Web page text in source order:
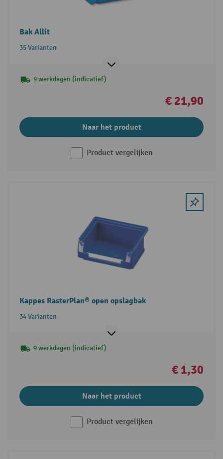
Bak Allit
35 Varianten
9 werkdagen (indicatief)
€ 21,90
Naar het product
Product vergelijken
Kappes RasterPlan® open opslagbak
34 Varianten
9 werkdagen (indicatief)
€ 1,30
Naar het product
Product vergelijken